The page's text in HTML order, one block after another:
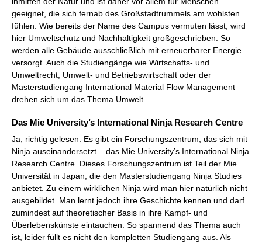
geeignet, die sich fernab des Großstadtrummels am wohlsten
fühlen. Wie bereits der Name des Campus vermuten lässt, wird
hier Umweltschutz und Nachhaltigkeit großgeschrieben. So
werden alle Gebäude ausschließlich mit erneuerbarer Energie
versorgt. Auch die Studiengänge wie Wirtschafts- und
Umweltrecht, Umwelt- und Betriebswirtschaft oder der
Masterstudiengang International Material Flow Management
drehen sich um das Thema Umwelt.
Das Mie University’s International Ninja Research Centre
Ja, richtig gelesen: Es gibt ein Forschungszentrum, das sich mit
Ninja auseinandersetzt – das Mie University’s International Ninja
Research Centre. Dieses Forschungszentrum ist Teil der Mie
Universität in Japan, die den Masterstudiengang Ninja Studies
anbietet. Zu einem wirklichen Ninja wird man hier natürlich nicht
ausgebildet. Man lernt jedoch ihre Geschichte kennen und darf
zumindest auf theoretischer Basis in ihre Kampf- und
Überlebenskünste eintauchen. So spannend das Thema auch
ist, leider füllt es nicht den kompletten Studiengang aus. Als